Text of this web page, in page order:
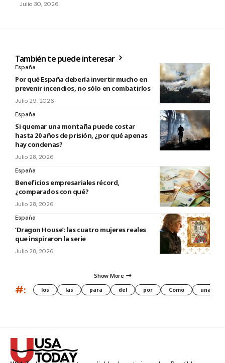
Julio 30, 2026
También te puede interesar
España
Por qué España debería invertir mucho en
prevenir incendios, no sólo en combatirlos
Julio 29, 2026
España
Si quemar una montaña puede costar
hasta 20 años de prisión, ¿por qué apenas
hay condenas?
Julio 28, 2026
España
Beneficios empresariales récord,
¿comparados con qué?
Julio 28, 2026
España
‘Dragon House’: las cuatro mujeres reales
que inspiraron la serie
Julio 28, 2026
Show More
#: los las para del por Como una